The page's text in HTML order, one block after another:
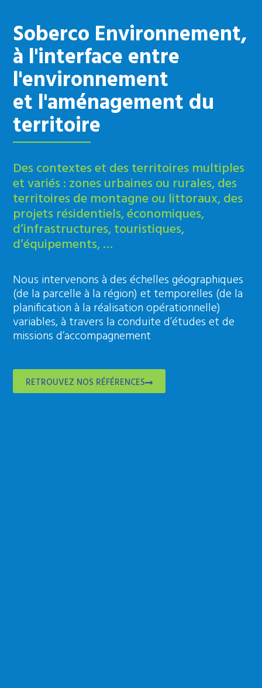
Soberco Environnement,
à l'interface entre
l'environnement
et l'aménagement du
territoire
Des contextes et des territoires multiples
et variés : zones urbaines ou rurales, des
territoires de montagne ou littoraux, des
projets résidentiels, économiques,
d’infrastructures, touristiques,
d’équipements, …
Nous intervenons à des échelles géographiques
(de la parcelle à la région) et temporelles (de la
planification à la réalisation opérationnelle)
variables, à travers la conduite d’études et de
missions d’accompagnement
RETROUVEZ NOS RÉFÉRENCES